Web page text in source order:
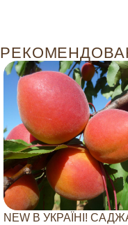
NEW В УКРАЇНІ!